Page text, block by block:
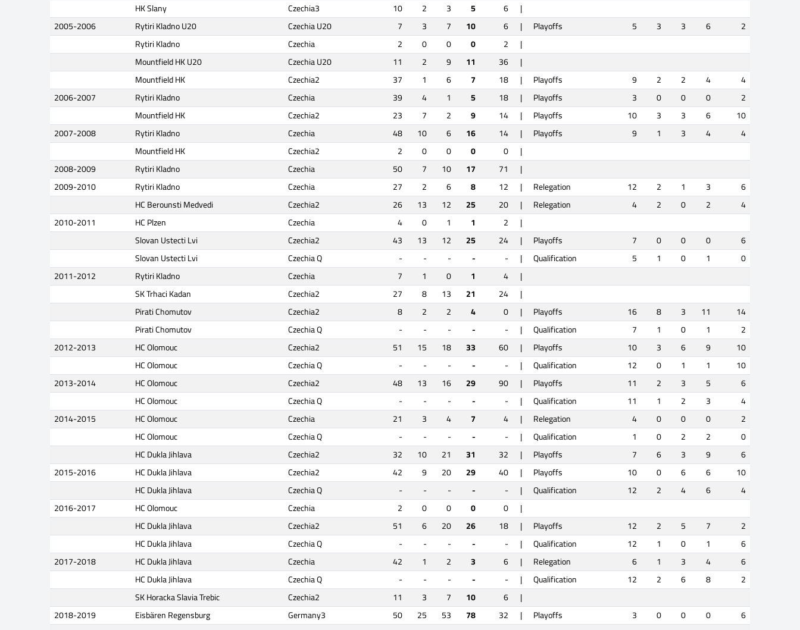
HK Slany
Czechia3 10 2 3 5 6
|
2005-2006
Rytiri Kladno U20 Czechia U20 7 3 7 10 6 | Playoffs 5 3 3 6
2
Rytiri Kladno
Czechia 2 0 0 0 2
|
Mountfield HK U20
Czechia U20 11 2 9 11 36
|
Mountfield HK
Czechia2 37 1 6 7 18 | Playoffs 9 2 2 4
4
2006-2007
Rytiri Kladno Czechia 39 4 1 5 18 | Playoffs 3 0 0 0
2
Mountfield HK
Czechia2 23 7 2 9 14 | Playoffs 10 3 3 6
10
2007-2008
Rytiri Kladno Czechia 48 10 6 16 14 | Playoffs 9 1 3 4
4
Mountfield HK
Czechia2 2 0 0 0 0
|
2008-2009
Rytiri Kladno Czechia 50 7 10 17 71
|
2009-2010
Rytiri Kladno Czechia 27 2 6 8 12 | Relegation 12 2 1 3
6
HC Berounsti Medvedi
Czechia2 26 13 12 25 20 | Relegation 4 2 0 2
4
2010-2011
HC Plzen Czechia 4 0 1 1 2
|
Slovan Ustecti Lvi
Czechia2 43 13 12 25 24 | Playoffs 7 0 0 0
6
Slovan Ustecti Lvi
Czechia Q - - - - - | Qualification 5 1 0 1
0
2011-2012
Rytiri Kladno Czechia 7 1 0 1 4
|
SK Trhaci Kadan
Czechia2 27 8 13 21 24
|
Pirati Chomutov
Czechia2 8 2 2 4 0 | Playoffs 16 8 3 11
14
Pirati Chomutov
Czechia Q - - - - - | Qualification 7 1 0 1
2
2012-2013
HC Olomouc Czechia2 51 15 18 33 60 | Playoffs 10 3 6 9
10
HC Olomouc
Czechia Q - - - - - | Qualification 12 0 1 1
10
2013-2014
HC Olomouc Czechia2 48 13 16 29 90 | Playoffs 11 2 3 5
6
HC Olomouc
Czechia Q - - - - - | Qualification 11 1 2 3
4
2014-2015
HC Olomouc Czechia 21 3 4 7 4 | Relegation 4 0 0 0
2
HC Olomouc
Czechia Q - - - - - | Qualification 1 0 2 2
0
HC Dukla Jihlava
Czechia2 32 10 21 31 32 | Playoffs 7 6 3 9
6
2015-2016
HC Dukla Jihlava Czechia2 42 9 20 29 40 | Playoffs 10 0 6 6
10
HC Dukla Jihlava
Czechia Q - - - - - | Qualification 12 2 4 6
4
2016-2017
HC Olomouc Czechia 2 0 0 0 0
|
HC Dukla Jihlava
Czechia2 51 6 20 26 18 | Playoffs 12 2 5 7
2
HC Dukla Jihlava
Czechia Q - - - - - | Qualification 12 1 0 1
6
2017-2018
HC Dukla Jihlava Czechia 42 1 2 3 6 | Relegation 6 1 3 4
6
HC Dukla Jihlava
Czechia Q - - - - - | Qualification 12 2 6 8
2
SK Horacka Slavia Trebic
Czechia2 11 3 7 10 6
|
2018-2019
Eisbären Regensburg Germany3 50 25 53 78 32 | Playoffs 3 0 0 0
6